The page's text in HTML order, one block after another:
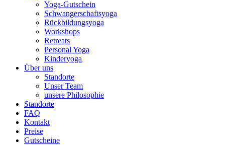
Yoga-Gutschein
Schwangerschaftsyoga
Rückbildungsyoga
Workshops
Retreats
Personal Yoga
Kinderyoga
Über uns
Standorte
Unser Team
unsere Philosophie
Standorte
FAQ
Kontakt
Preise
Gutscheine